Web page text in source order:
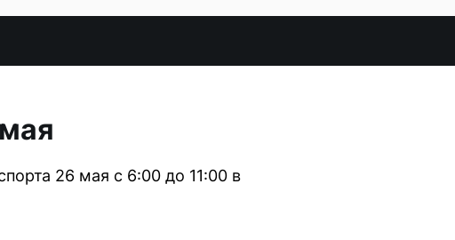
26 мая с 6:00 до 11:00 в